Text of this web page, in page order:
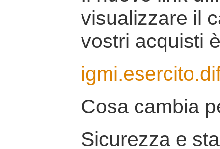
visualizzare il
vostri acquisti
Cosa cambia
Sicurezza e